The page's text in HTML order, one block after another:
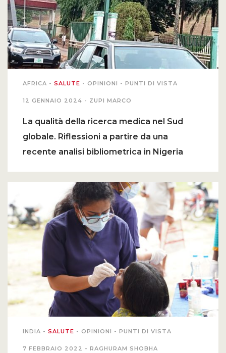
AFRICA - SALUTE - OPINIONI - PUNTI DI VISTA
12 GENNAIO 2024 - ZUPI MARCO
La qualità della ricerca medica nel Sud
globale. Riflessioni a partire da una
recente analisi bibliometrica in Nigeria
INDIA - SALUTE - OPINIONI - PUNTI DI VISTA
7 FEBBRAIO 2022 - RAGHURAM SHOBHA